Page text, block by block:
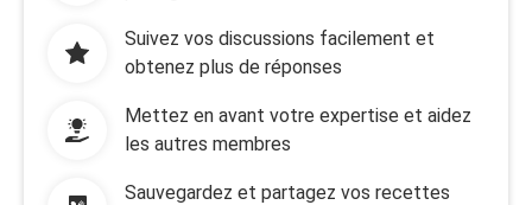
Suivez vos discussions facilement et
obtenez plus de réponses
Mettez en avant votre expertise et aidez
les autres membres
Sauvegardez et partagez vos recettes